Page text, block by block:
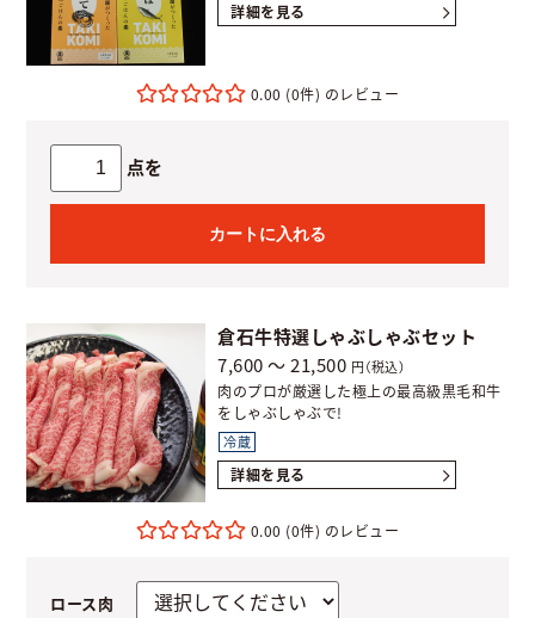
詳細を見る
0.00 (0件)
点を
カートに入れる
倉石牛特選しゃぶしゃぶセット
7,600 ～ 21,500 円（税込）
肉のプロが厳選した極上の最高級黒毛和牛
をしゃぶしゃぶで!
冷蔵
詳細を見る
0.00 (0件)
ロース肉